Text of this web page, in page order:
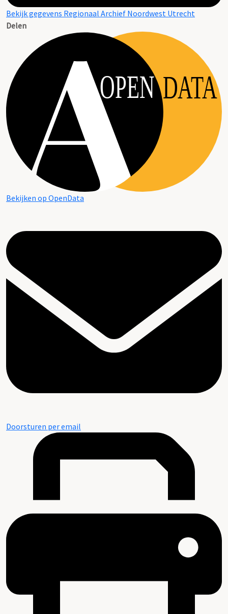
Bekijk gegevens Regionaal Archief Noordwest Utrecht
Delen
OPEN DATA
Bekijken op OpenData
Doorsturen per email